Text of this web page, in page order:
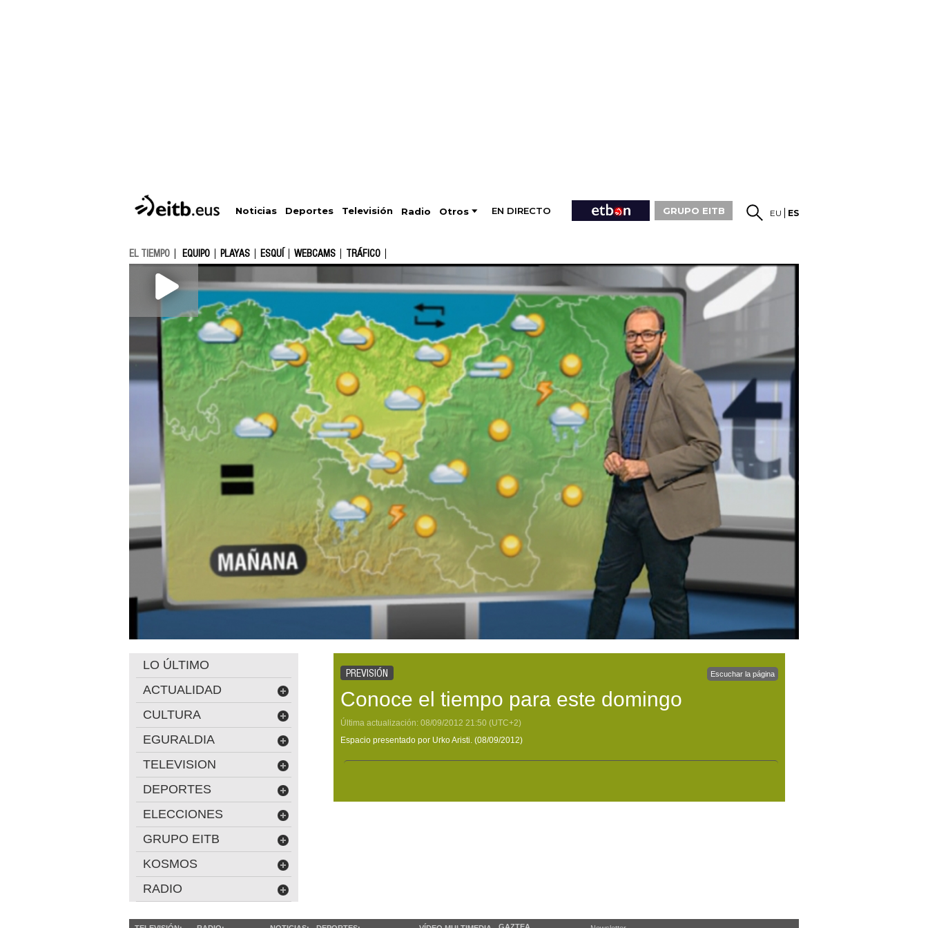
Noticias Deportes Televisión Radio Otros EN DIRECTO GRUPO EITB EU ES
EL TIEMPO EQUIPO PLAYAS ESQUÍ WEBCAMS TRÁFICO
PREVISIÓN Escuchar la página
Conoce el tiempo para este domingo
Última actualización: 08/09/2012 21:50 (UTC+2)
Espacio presentado por Urko Aristi. (08/09/2012)
LO ÚLTIMO
ACTUALIDAD
CULTURA
EGURALDIA
TELEVISION
DEPORTES
ELECCIONES
GRUPO EITB
KOSMOS
RADIO